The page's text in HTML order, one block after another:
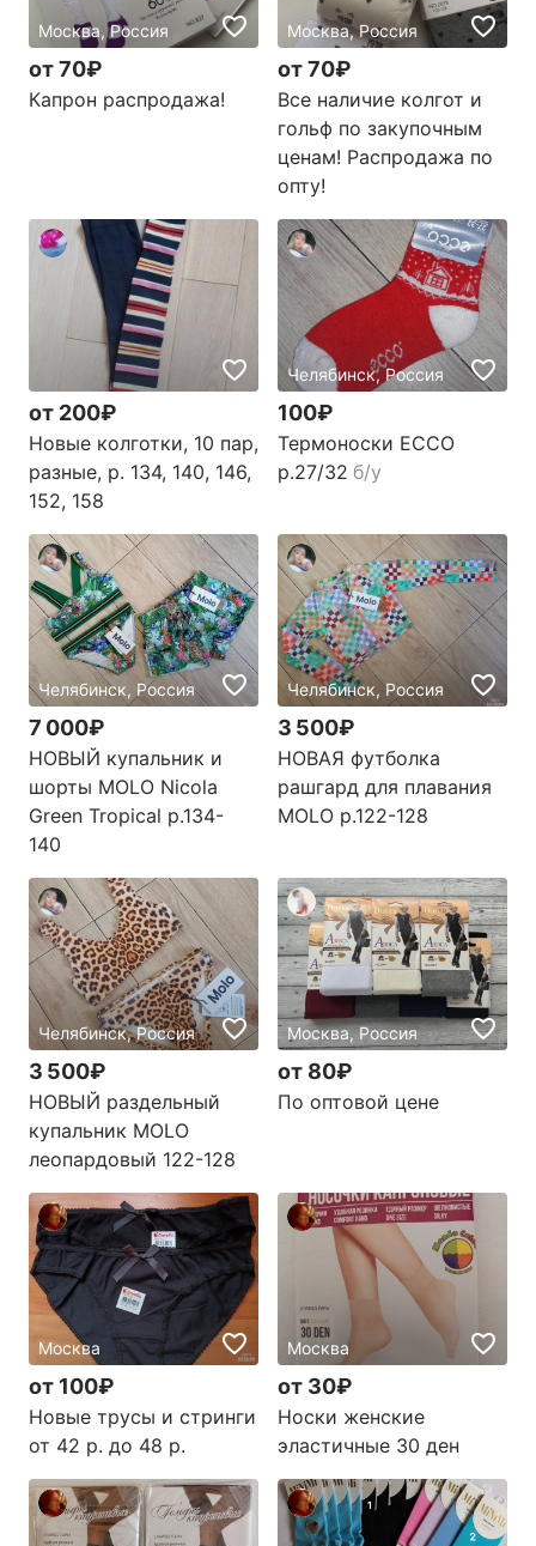
Москва, Россия
от 70₽
Капрон распродажа!
Москва, Россия
от 70₽
Все наличие колгот и
гольф по закупочным
ценам! Распродажа по
опту!
от 200₽
Новые колготки, 10 пар,
разные, р. 134, 140, 146,
152, 158
Челябинск, Россия
100₽
Термоноски ECCO
р.27/32 б/у
Челябинск, Россия
7 000₽
НОВЫЙ купальник и
шорты MOLO Nicola
Green Tropical р.134-
140
Челябинск, Россия
3 500₽
НОВАЯ футболка
рашгард для плавания
MOLO р.122-128
Челябинск, Россия
3 500₽
НОВЫЙ раздельный
купальник MOLO
леопардовый 122-128
Москва, Россия
от 80₽
По оптовой цене
Москва
от 100₽
Новые трусы и стринги
от 42 р. до 48 р.
Москва
от 30₽
Носки женские
эластичные 30 ден